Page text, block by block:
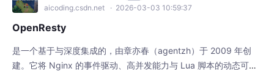
aicoding.csdn.net · 2026-03-03 10:59:37
OpenResty
是一个基于与深度集成的，由章亦春（agentzh）于 2009 年创
建。它将 Nginx 的事件驱动、高并发能力与 Lua 脚本的动态可编